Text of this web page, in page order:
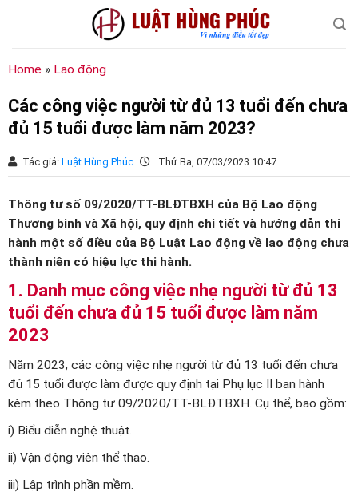
dung
Home » Lao động
Các công việc người từ đủ 13 tuổi đến chưa
đủ 15 tuổi được làm năm 2023?
Tác giả: Luật Hùng Phúc Thứ Ba, 07/03/2023 10:47
Thông tư số 09/2020/TT-BLĐTBXH của Bộ Lao động
Thương binh và Xã hội, quy định chi tiết và hướng dẫn thi
hành một số điều của Bộ Luật Lao động về lao động chưa
thành niên có hiệu lực thi hành.
1. Danh mục công việc nhẹ người từ đủ 13
tuổi đến chưa đủ 15 tuổi được làm năm
2023
Năm 2023, các công việc nhẹ người từ đủ 13 tuổi đến chưa
đủ 15 tuổi được làm được quy định tại Phụ lục II ban hành
kèm theo Thông tư 09/2020/TT-BLĐTBXH. Cụ thể, bao gồm:
i) Biểu diễn nghệ thuật.
ii) Vận động viên thể thao.
iii) Lập trình phần mềm.